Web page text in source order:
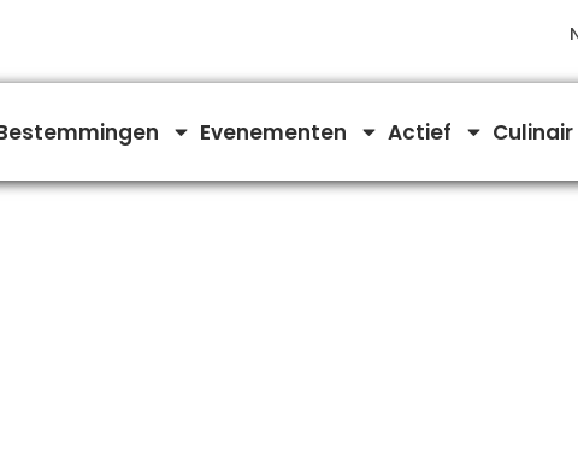
Evenementen Actief Culinair